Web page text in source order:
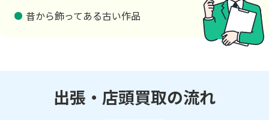
昔から飾ってある古い作品
出張・店頭買取の流れ